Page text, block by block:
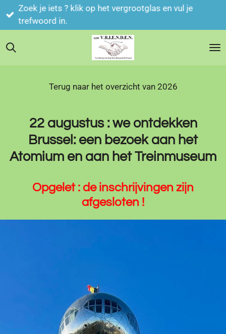
Ga
direct
de
Zoek je iets ? klik op het vergrootglas en vul je
trefwoord in.
Terug naar het overzicht van 2026
22 augustus : we ontdekken
Brussel: een bezoek aan het
Atomium en aan het Treinmuseum
Opgelet : de inschrijvingen zijn
afgesloten !